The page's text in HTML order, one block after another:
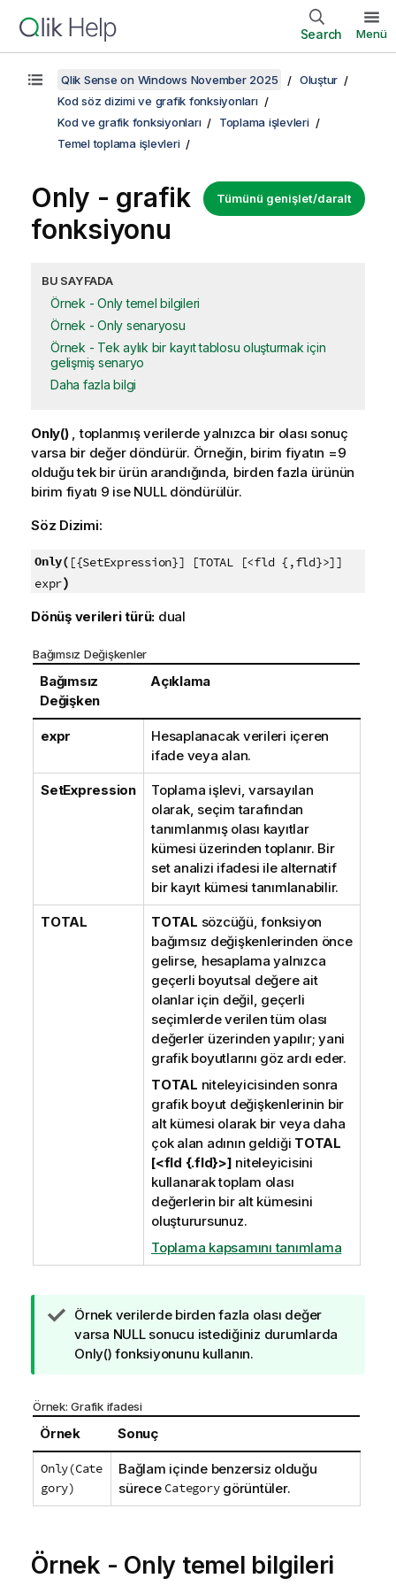
Search Menü
Qlik Sense on Windows November 2025
Oluştur
Kod söz dizimi ve grafik fonksiyonları
Kod ve grafik fonksiyonları
Toplama işlevleri
Temel toplama işlevleri
Tümünü genişlet/daralt
Only - grafik
fonksiyonu
BU SAYFADA
Örnek - Only temel bilgileri
Örnek - Only senaryosu
Örnek - Tek aylık bir kayıt tablosu oluşturmak için
gelişmiş senaryo
Daha fazla bilgi
Only() , toplanmış verilerde yalnızca bir olası sonuç
varsa bir değer döndürür. Örneğin, birim fiyatın =9
olduğu tek bir ürün arandığında, birden fazla ürünün
birim fiyatı 9 ise NULLdöndürülür.
Söz Dizimi:
Only( [{SetExpression}] [TOTAL [<fld {,fld}>]]
expr)
Dönüş verileri türü: dual
Bağımsız Değişkenler
Bağımsız
Değişken
Açıklama
expr
Hesaplanacak verileri içeren
ifade veya alan.
SetExpression
Toplama işlevi, varsayılan
olarak, seçim tarafından
tanımlanmış olası kayıtlar
kümesi üzerinden toplanır. Bir
set analizi ifadesi ile alternatif
bir kayıt kümesi tanımlanabilir.
TOTAL TOTAL sözcüğü, fonksiyon
bağımsız değişkenlerinden önce
gelirse, hesaplama yalnızca
geçerli boyutsal değere ait
olanlar için değil, geçerli
seçimlerde verilen tüm olası
değerler üzerinden yapılır; yani
grafik boyutlarını göz ardı eder.
TOTAL niteleyicisinden sonra
grafik boyut değişkenlerinin bir
alt kümesi olarak bir veya daha
çok alan adının geldiği TOTAL
[<fld {.fld}>] niteleyicisini
kullanarak toplam olası
değerlerin bir alt kümesini
oluşturursunuz.
Toplama kapsamını tanımlama
İ
p
u
n
o
t
u
Örnek verilerde birden fazla olası değer
varsa NULLsonucu istediğiniz durumlarda
Only() fonksiyonunu kullanın.
Örnek: Grafik ifadesi
Örnek Sonuç
Only(Cate
gory)
Bağlam içinde benzersiz olduğu
sürece Categorygörüntüler.
Örnek - Only temel bilgileri